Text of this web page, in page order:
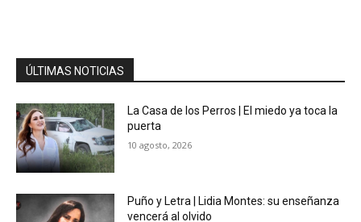
ÚLTIMAS NOTICIAS
La Casa de los Perros | El miedo ya toca la
puerta
10 agosto, 2026
Puño y Letra | Lidia Montes: su enseñanza
vencerá al olvido